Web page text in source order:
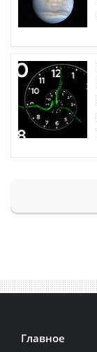
Главное